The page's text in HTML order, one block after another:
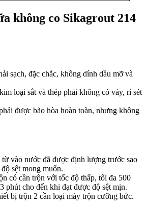
không co Sikagrout 214
sạch, đặc chắc, không dính dầu mỡ và
loại sắt và thép phải không có vảy, rỉ sét
được bão hòa hoàn toàn, nhưng không
vào nước đã được định lượng trước sao
sệt mong muốn.
có cần trộn với tốc độ thấp, tối đa 500
phút cho đến khi đạt được độ sệt mịn.
bị trộn 2 cần loại máy trộn cưỡng bức.